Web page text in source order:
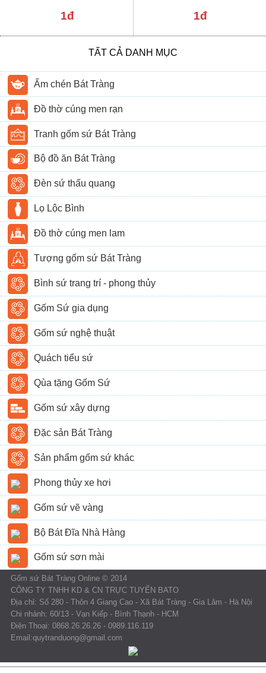
1đ 1đ
TẤT CẢ DANH MỤC
Ấm chén Bát Tràng
Đồ thờ cúng men rạn
Tranh gốm sứ Bát Tràng
Bộ đồ ăn Bát Tràng
Đèn sứ thấu quang
Lọ Lộc Bình
Đồ thờ cúng men lam
Tượng gốm sứ Bát Tràng
Bình sứ trang trí - phong thủy
Gốm Sứ gia dụng
Gốm sứ nghệ thuật
Quách tiểu sứ
Qùa tặng Gốm Sứ
Gốm sứ xây dựng
Đặc sản Bát Tràng
Sản phẩm gốm sứ khác
Phong thủy xe hơi
Gốm sứ vẽ vàng
Bộ Bát Đĩa Nhà Hàng
Gốm sứ sơn mài
Gốm sứ Bát Tràng Online © 2014
CÔNG TY TNHH KD & CN TRỰC TUYẾN BATO
Địa chỉ: Số 280 - Thôn 4 Giang Cao - Xã Bát Tràng - Gia Lâm - Hà Nội
Chi nhánh: 60/13 - Vạn Kiếp - Bình Thạnh - HCM
Điện Thoại: 0868.26.26.26 - 0989.116.119
Email:quytranduong@gmail.com